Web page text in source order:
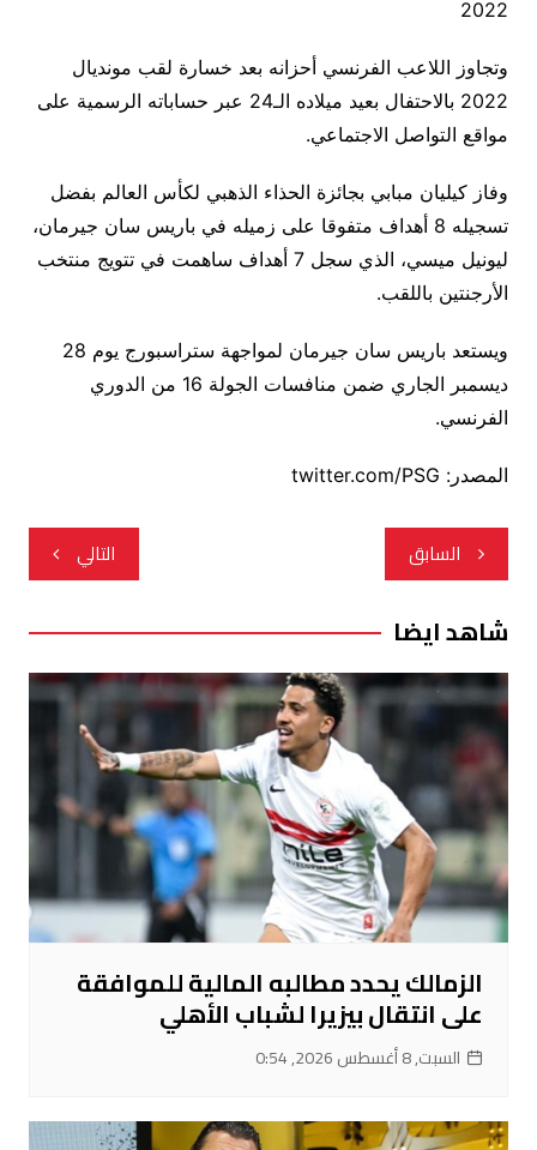
2022
وتجاوز اللاعب الفرنسي أحزانه بعد خسارة لقب مونديال
2022 بالاحتفال بعيد ميلاده الـ24 عبر حساباته الرسمية على
مواقع التواصل الاجتماعي.
وفاز كيليان مبابي بجائزة الحذاء الذهبي لكأس العالم بفضل
تسجيله 8 أهداف متفوقا على زميله في باريس سان جيرمان،
ليونيل ميسي، الذي سجل 7 أهداف ساهمت في تتويج منتخب
الأرجنتين باللقب.
ويستعد باريس سان جيرمان لمواجهة ستراسبورج يوم 28
ديسمبر الجاري ضمن منافسات الجولة 16 من الدوري
الفرنسي.
المصدر: twitter.com/PSG
تصفّح
المقالات
السابق التالي
شاهد ايضا
الزمالك يحدد مطالبه المالية للموافقة
على انتقال بيزيرا لشباب الأهلي
السبت, 8 أغسطس 2026, 0:54